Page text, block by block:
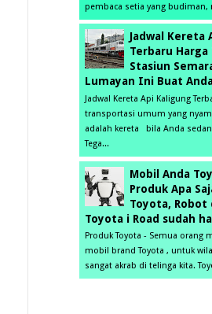
pembaca setia yang budiman,
Jadwal Kereta
Terbaru
Stasiun
Lumayan Ini Buat
Jadwal Kereta Api Kaligung
transportasi umum yang
adalah kereta bila Anda
Tega...
Mobil Anda
Produk Apa
Toyota, Robot
Toyota i Road sudah
Produk Toyota - Semua orang
mobil brand Toyota , untuk
sangat akrab di telinga kita.